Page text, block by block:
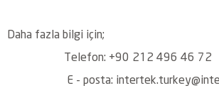
Daha fazla bilgi için;
Telefon: +90 212 496 46 72
E - posta: